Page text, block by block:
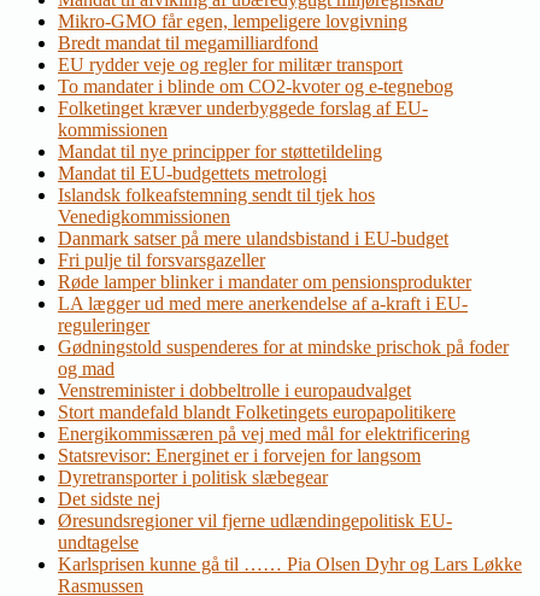
Mikro-GMO får egen, lempeligere lovgivning
Bredt mandat til megamilliardfond
EU rydder veje og regler for militær transport
To mandater i blinde om CO2-kvoter og e-tegnebog
Folketinget kræver underbyggede forslag af EU-
kommissionen
Mandat til nye principper for støttetildeling
Mandat til EU-budgettets metrologi
Islandsk folkeafstemning sendt til tjek hos
Venedigkommissionen
Danmark satser på mere ulandsbistand i EU-budget
Fri pulje til forsvarsgazeller
Røde lamper blinker i mandater om pensionsprodukter
LA lægger ud med mere anerkendelse af a-kraft i EU-
reguleringer
Gødningstold suspenderes for at mindske prischok på foder
og mad
Venstreminister i dobbeltrolle i europaudvalget
Stort mandefald blandt Folketingets europapolitikere
Energikommissæren på vej med mål for elektrificering
Statsrevisor: Energinet er i forvejen for langsom
Dyretransporter i politisk slæbegear
Det sidste nej
Øresundsregioner vil fjerne udlændingepolitisk EU-
undtagelse
Karlsprisen kunne gå til …… Pia Olsen Dyhr og Lars Løkke
Rasmussen